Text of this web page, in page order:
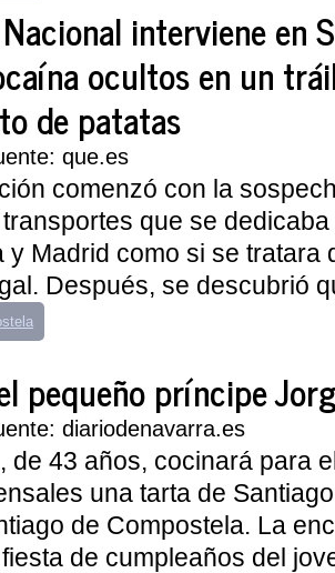
interviene en
ocultos en un
de patatas
que.es
comenzó con la
que se
y Madrid como si se tratara
Después, se descubrió
pequeño príncipe
diariodenavarra.es
de 43 años, cocinará para
una tarta de
de Compostela. La
de cumpleaños del